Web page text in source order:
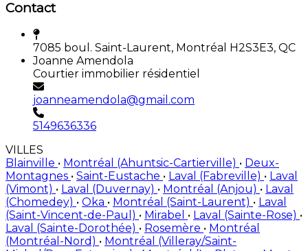
Contact
7085 boul. Saint-Laurent, Montréal H2S3E3, QC
Joanne Amendola
Courtier immobilier résidentiel
joanneamendola@gmail.com
5149636336
VILLES
Blainville • Montréal (Ahuntsic-Cartierville) • Deux-
Montagnes • Saint-Eustache • Laval (Fabreville) • Laval
(Vimont) • Laval (Duvernay) • Montréal (Anjou) • Laval
(Chomedey) • Oka • Montréal (Saint-Laurent) • Laval
(Saint-Vincent-de-Paul) • Mirabel • Laval (Sainte-Rose) •
Laval (Sainte-Dorothée) • Rosemère • Montréal
(Montréal-Nord) • Montréal (Villeray/Saint-